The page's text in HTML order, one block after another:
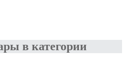
в категории